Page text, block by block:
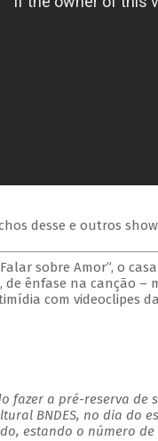
desse e outros
sobre Amor”, o
ênfase na canção –
com videoclipes
fazer a pré-reserva
BNDES, no dia do
estando o número